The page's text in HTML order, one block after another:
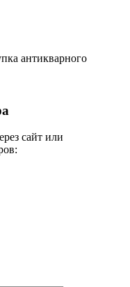
антикварного
сайт или